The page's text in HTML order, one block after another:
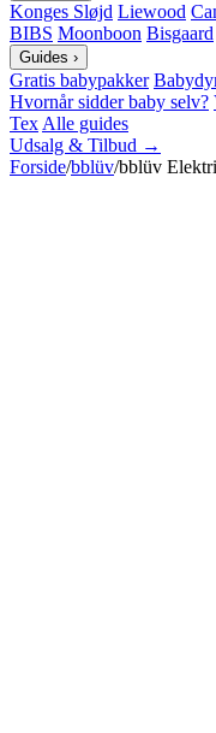
Konges Sløjd Liewood
BIBS Moonboon Bisgaard
Guides ›
Gratis babypakker
Hvornår sidder baby selv?
Tex Alle guides
Udsalg & Tilbud →
Forside/bblüv/bblüv